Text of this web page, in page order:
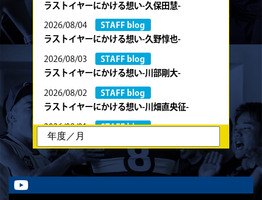
ラストイヤーにかける想い-久保田慧-
2026/08/04
STAFF blog
ラストイヤーにかける想い-久野惇也-
2026/08/03
STAFF blog
ラストイヤーにかける想い-川部剛大-
2026/08/02
STAFF blog
ラストイヤーにかける想い-川畑直央征-
2026/08/01
STAFF blog
ラストイヤーにかける想い-香山創祐-
2026/07/30
STAFF blog
ラストイヤーにかける想い-金本亮斗-
2026/07/30
STAFF blog